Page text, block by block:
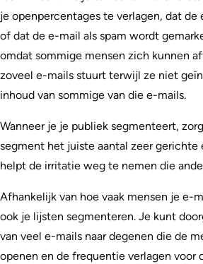
je openpercentages te verlagen, dat
of dat de e-mail als spam wordt
omdat sommige mensen zich kunnen
zoveel e-mails stuurt terwijl ze niet
inhoud van sommige van die e-mails.
Wanneer je je publiek segmenteert,
segment het juiste aantal zeer gerichte
helpt de irritatie weg te nemen die
Afhankelijk van hoe vaak mensen je e-
ook je lijsten segmenteren. Je kunt
van veel e-mails naar degenen die de
openen en de frequentie verlagen voor